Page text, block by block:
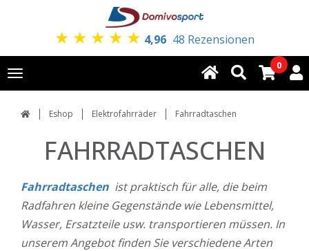
★ ★ ★ ★ ★ 4,96 48 Rezensionen
Toggle
navigation
0
Eshop Elektrofahrräder Fahrradtaschen
FAHRRADTASCHEN
Fahrradtaschen ist praktisch für alle, die beim
Radfahren kleine Gegenstände wie Lebensmittel,
Wasser, Ersatzteile usw. transportieren müssen. In
unserem Angebot finden Sie verschiedene Arten